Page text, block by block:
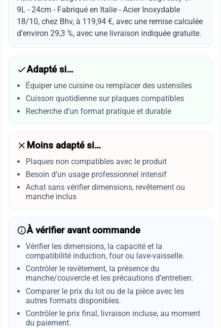
9L - 24cm - Fabriqué en Italie - Acier Inoxydable
18/10, chez Bhv, à 119,94 €, avec une remise calculée
d’environ 29,3 %, avec une livraison indiquée gratuite.
Adapté si…
Équiper une cuisine ou remplacer des ustensiles
Cuisson quotidienne sur plaques compatibles
Recherche d’un format pratique et durable
Moins adapté si…
Plaques non compatibles avec le produit
Besoin d’un usage professionnel intensif
Achat sans vérifier dimensions, revêtement ou
manche inclus
À vérifier avant commande
Vérifier les dimensions, la capacité et la
compatibilité induction, four ou lave-vaisselle.
Contrôler le revêtement, la présence du
manche/couvercle et les précautions d’entretien.
Comparer le prix du lot ou de la pièce avec les
autres formats disponibles.
Contrôler le prix final, livraison incluse, au moment
du paiement.